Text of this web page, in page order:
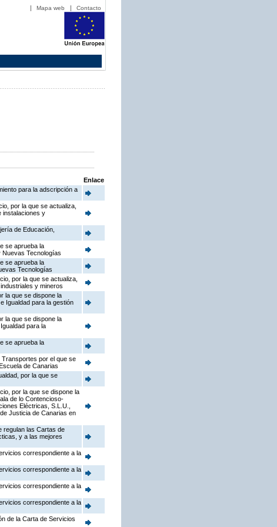
Mapa web Contacto
Enlace
para la adscripción a
por la que se actualiza,
instalaciones y
de Educación,
se aprueba la
Nuevas Tecnologías
se aprueba la
Tecnologías
por la que se actualiza,
y mineros
la que se dispone la
Igualdad para la gestión
la que se dispone la
para la
se aprueba la
por el que se
de Canarias
por la que se
por la que se dispone la
de lo Contencioso-
Eléctricas, S.L.U.,
Justicia de Canarias en
regulan las Cartas de
y a las mejores
correspondiente a la
correspondiente a la
correspondiente a la
correspondiente a la
de la Carta de Servicios